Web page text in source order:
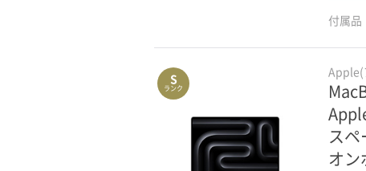
付属品
S
ランク
Apple(
スペ
オン